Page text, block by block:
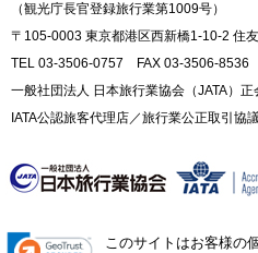
（観光庁長官登録旅行業第1009号）
〒105-0003 東京都港区西新橋1-10-2 住
TEL 03-3506-0757 FAX 03-3506-8536
一般社団法人 日本旅行業協会（JATA）正
IATA公認旅客代理店／旅行業公正取引協
このサイトはお客様の